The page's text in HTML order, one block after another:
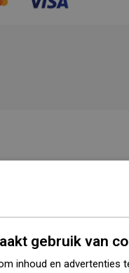
gebruik van
inhoud en advertenties